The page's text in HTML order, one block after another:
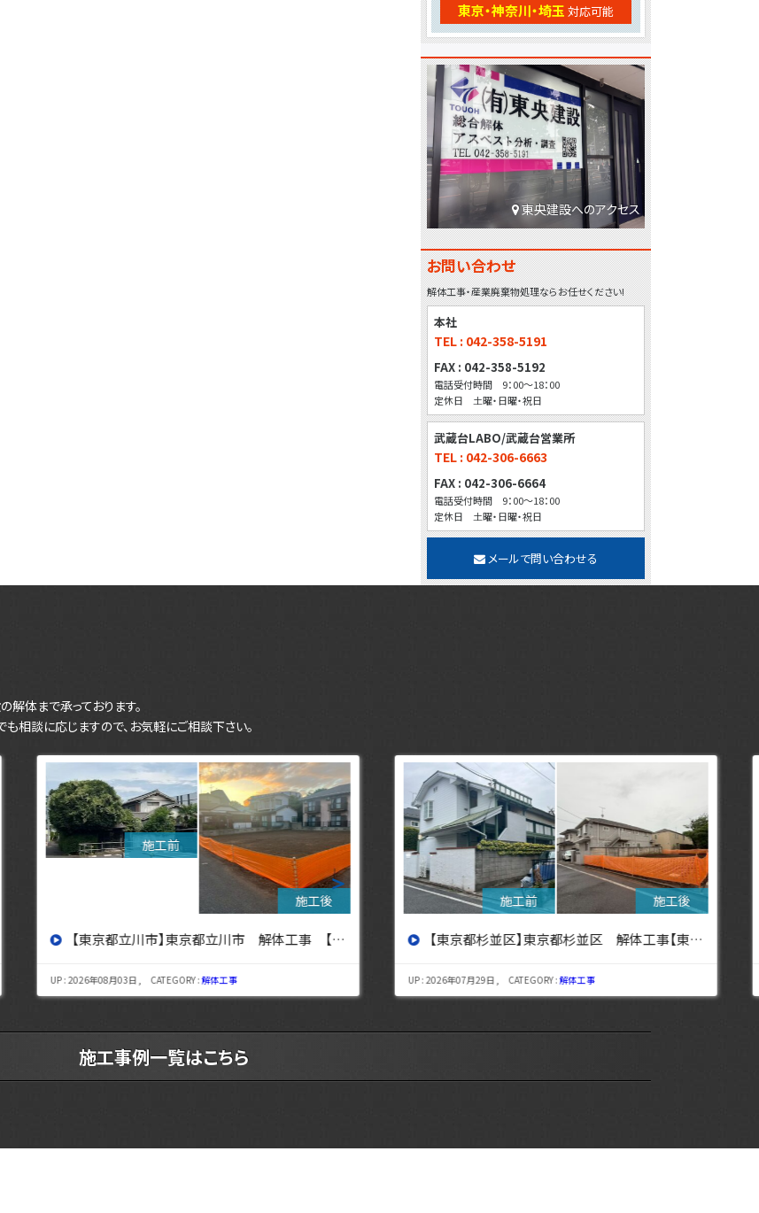
東京・神奈川・埼玉 対応可能
東央建設へのアクセス
お問い合わせ
解体工事・産業廃棄物処理ならお任せください!
本社
TEL : 042-358-5191
FAX : 042-358-5192
電話受付時間 9：00～18：00
定休日 土曜・日曜・祝日
武蔵台LABO/武蔵台営業所
TEL : 042-306-6663
FAX : 042-306-6664
電話受付時間 9：00～18：00
定休日 土曜・日曜・祝日
メールで問い合わせる
体まで承っております。
相談に応じますので、お気軽にご相談下さい。
【東京都立川市】東京都立川市 解体工事 【東京・埼玉・神奈川の解体工事なら東央建設へ】
UP : 2026年08月03日 , CATEGORY :解体工事
【東京都杉並区】東京都杉並区 解体工事【東京・埼玉・神奈川の解体工事なら東央建設へ】
UP : 2026年07月29日 , CATEGORY :解体工事
＞
施工事例一覧はこちら